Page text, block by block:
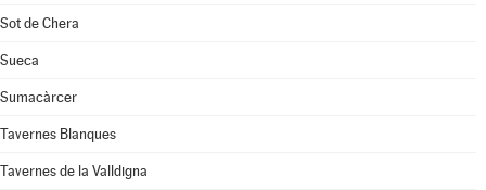
Sot de Chera
Sueca
Sumacàrcer
Tavernes Blanques
Tavernes de la Valldigna